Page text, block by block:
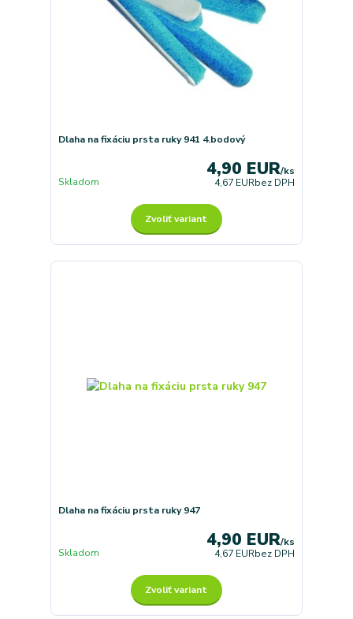
Dlaha na fixáciu prsta ruky 941 4.bodový
4,90 EUR/ks
4,67 EURbez DPH
Skladom
Zvoliť variant
Dlaha na fixáciu prsta ruky 947
4,90 EUR/ks
4,67 EURbez DPH
Skladom
Zvoliť variant